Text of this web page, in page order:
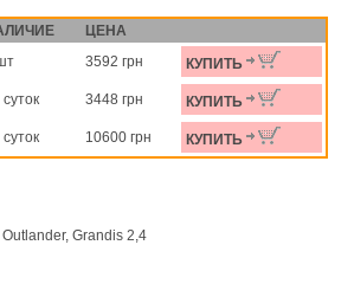
ЦЕНА
3592 грн КУПИТЬ
суток 3448 грн КУПИТЬ
10600 грн КУПИТЬ
Grandis 2,4